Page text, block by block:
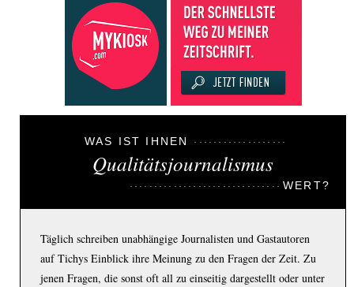
WAS IST IHNEN
Qualitätsjournalismus
WERT?
Täglich schreiben unabhängige Journalisten und Gastautoren
auf Tichys Einblick ihre Meinung zu den Fragen der Zeit. Zu
jenen Fragen, die sonst oft all zu einseitig dargestellt oder unter